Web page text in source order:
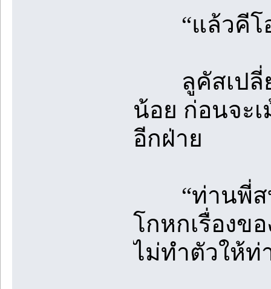
“แล้วคีโอเ
ลูคัสเปลี่ย
น้อย ก่อนจะ
อีกฝ่าย
“ท่านพี่สบ
โกหกเรื่องข
ไม่ทำตัวให้ท่